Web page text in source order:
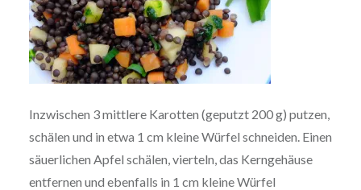
Inzwischen 3 mittlere Karotten (geputzt 200 g) putzen,
schälen und in etwa 1 cm kleine Würfel schneiden. Einen
säuerlichen Apfel schälen, vierteln, das Kerngehäuse
entfernen und ebenfalls in 1 cm kleine Würfel